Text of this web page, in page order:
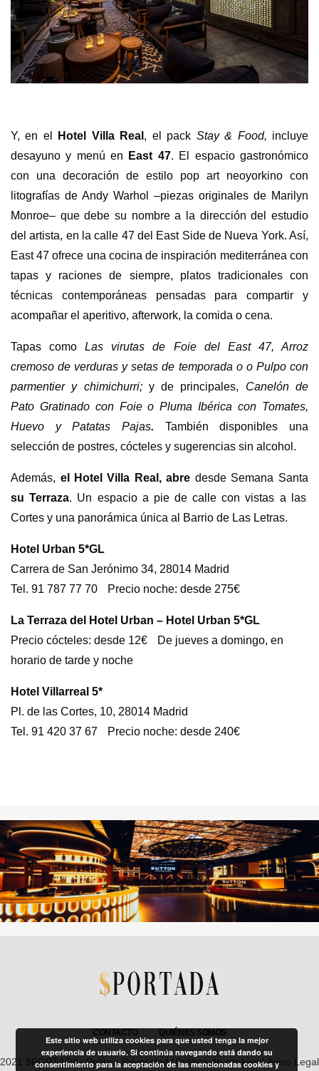
Y, en el Hotel Villa Real , el pack Stay & Food, incluye
desayuno y menú en
East 47. El espacio gastronómico
con una decoración de estilo pop art neoyorkino con
litografías de Andy Warhol –piezas originales de Marilyn
Monroe– que debe su nombre a la dirección del estudio
del artista, en la calle 47 del East Side de Nueva York. Así,
East 47 ofrece una cocina de inspiración mediterránea con
tapas y raciones de siempre, platos tradicionales con
técnicas contemporáneas pensadas para compartir y
acompañar el aperitivo, afterwork, la comida o cena.
Tapas comoLas virutas de Foie del East 47, Arroz
cremoso de verduras y setas de temporada o o Pulpo con
parmentier y chimichurri; y de principales, Canelón de
Pato Gratinado con Foie o Pluma Ibérica con Tomates,
Huevo y Patatas Pajas. También disponibles una
selección de postres, cócteles y sugerencias sin alcohol.
Además, el Hotel Villa Real, abre desde Semana Santa
su Terraza. Un espacio a pie de calle con vistas a las
Cortes y una panorámica única al Barrio de Las Letras.
Hotel Urban 5*GL
Carrera de San Jerónimo 34, 28014 Madrid
Tel. 91 787 77 70 Precio noche: desde 275€
La Terraza del Hotel Urban – Hotel Urban 5*GL
Precio cócteles: desde 12€ De jueves a domingo, en
horario de tarde y noche
Hotel Villarreal 5*
Pl. de las Cortes, 10, 28014 Madrid
Tel. 91 420 37 67 Precio noche: desde 240€
CONTACTO QUIÉNES SOMOS
2021 $PORTADA |Política Privacidad|Política de cookies|Aviso Legal
Este sitio web utiliza cookies para que usted tenga la mejor
experiencia de usuario. Si continúa navegando está dando su
consentimiento para la aceptación de las mencionadas cookies y